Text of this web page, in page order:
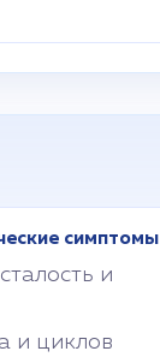
симптомы
и
и циклов